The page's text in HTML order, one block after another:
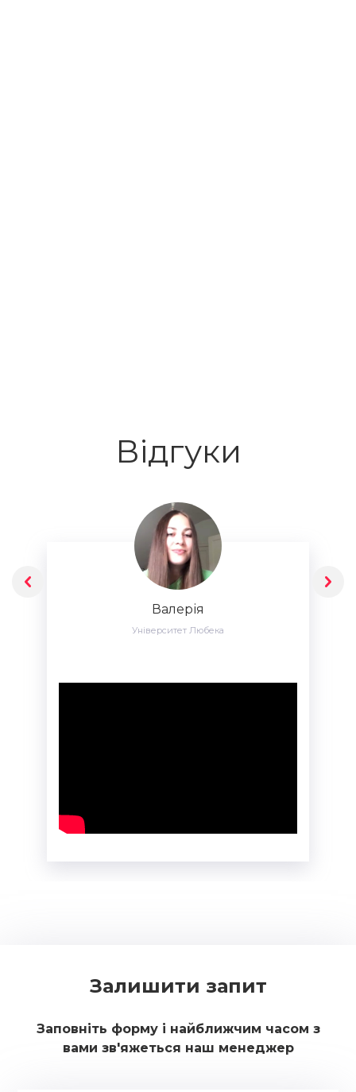
Відгуки
Валерія
Університет Любека
Залишити запит
Заповніть форму і найближчим часом з
вами зв'яжеться наш менеджер